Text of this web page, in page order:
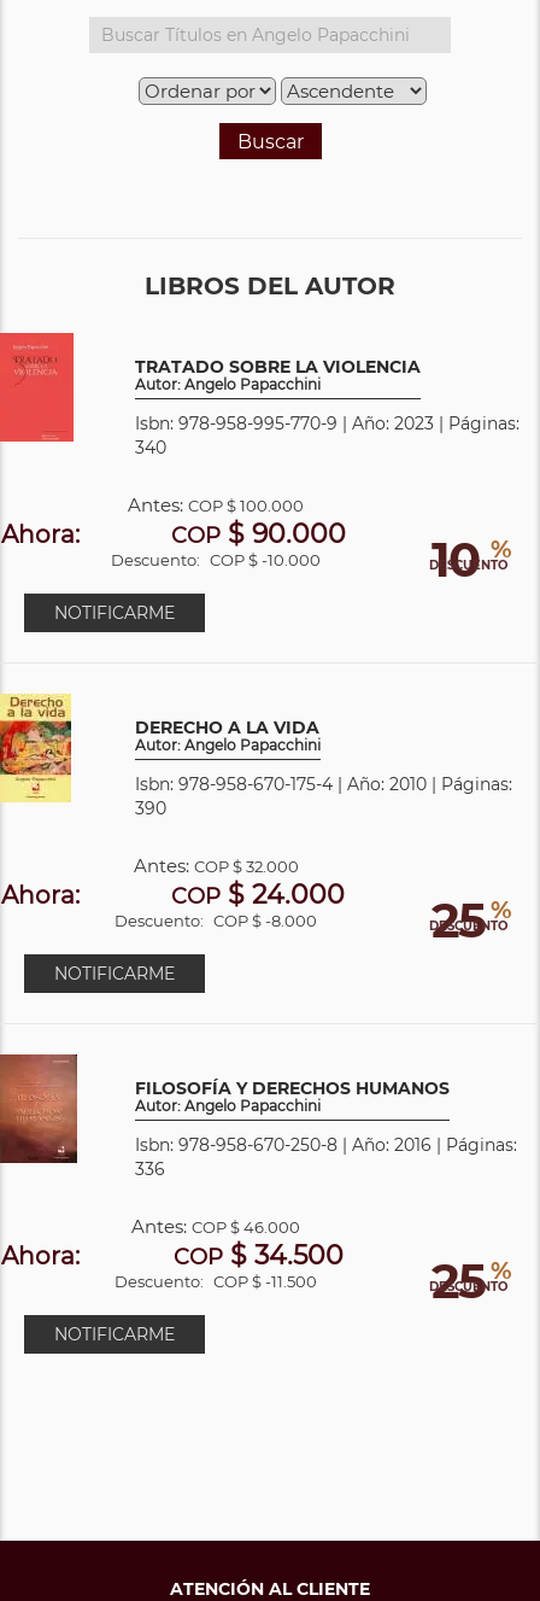
Buscar
LIBROS DEL AUTOR
TRATADO SOBRE LA VIOLENCIA
Autor: Angelo Papacchini
Isbn: 978-958-995-770-9 | Año: 2023 | Páginas:
340
10 %
DESCUENTO
Antes:COP$ 100.000
Ahora: COP$ 90.000
Descuento: COP $ -10.000
NOTIFICARME
DERECHO A LA VIDA
Autor: Angelo Papacchini
Isbn: 978-958-670-175-4 | Año: 2010 | Páginas:
390
25 %
DESCUENTO
Antes: COP$ 32.000
Ahora: COP $ 24.000
Descuento: COP $ -8.000
NOTIFICARME
FILOSOFÍA Y DERECHOS HUMANOS
Autor: Angelo Papacchini
Isbn: 978-958-670-250-8 | Año: 2016 | Páginas:
336
25 %
DESCUENTO
Antes:COP$ 46.000
Ahora: COP$ 34.500
Descuento: COP $ -11.500
NOTIFICARME
ATENCIÓN AL CLIENTE